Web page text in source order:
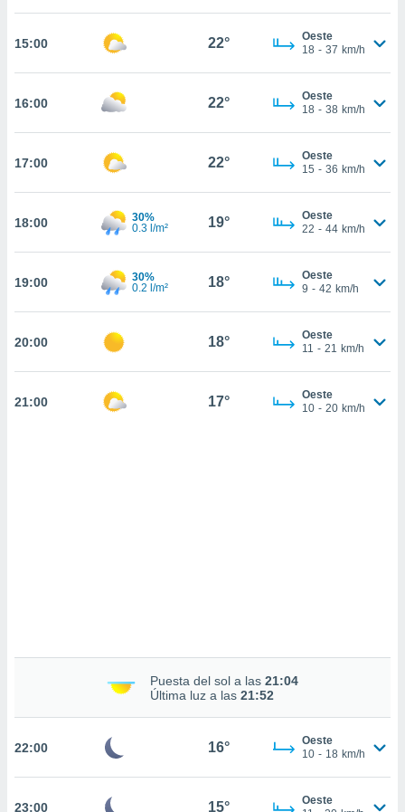
coste.
botón
a la
todas
ya sean
nos
en
perfil
y
de
En
CONTINUAR
15:00 22°
Oeste
18 - 37 km/h
16:00 22°
Oeste
18 - 38 km/h
17:00 22°
Oeste
15 - 36 km/h
18:00
30%
0.3 l/m²
19°
Oeste
22 - 44 km/h
19:00
30%
0.2 l/m²
18°
Oeste
9 - 42 km/h
20:00 18°
Oeste
11 - 21 km/h
21:00 17°
Oeste
10 - 20 km/h
Puesta del sol a las 21:04
Última luz a las 21:52
22:00 16°
Oeste
10 - 18 km/h
23:00 15°
Oeste